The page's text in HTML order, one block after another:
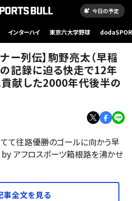
今日の予定
インターハイ 東京六大学野球
ー列伝】駒野亮太（早稲
記録に迫る快走で12年
献した2000年代後半の
て往路優勝のゴールに向かう早
アフロスポーツ箱根路を沸かせ
事全文を見る